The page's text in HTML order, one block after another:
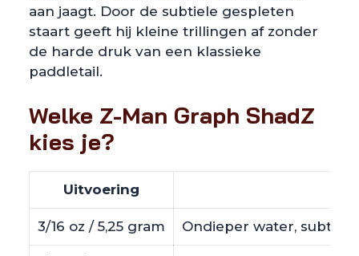
aan jaagt. Door de subtiele gespleten
staart geeft hij kleine trillingen af zonder
de harde druk van een klassieke
paddletail.
Welke Z-Man Graph ShadZ
kies je?
Uitvoering
3/16 oz / 5,25 gram Ondieper water, subtiel